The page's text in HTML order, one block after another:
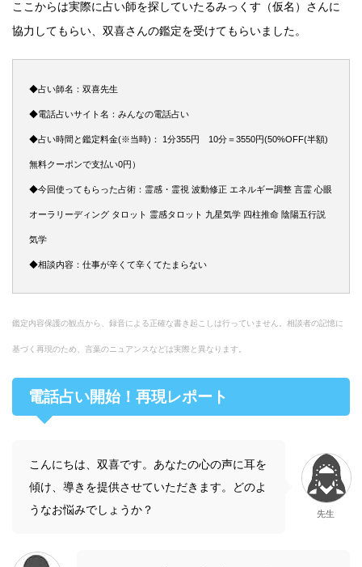
ここからは実際に占い師を探していたるみっくす（仮名）さんに
協力してもらい、双喜さんの鑑定を受けてもらいました。
◆占い師名：双喜先生
◆電話占いサイト名：みんなの電話占い
◆占い時間と鑑定料金(※当時)： 1分355円 10分＝3550円(50%OFF(半額)
無料クーポンで支払い0円）
◆今回使ってもらった占術：霊感・霊視 波動修正 エネルギー調整 言霊 心眼
オーラリーディング タロット 霊感タロット 九星気学 四柱推命 陰陽五行説
気学
◆相談内容：仕事が辛くて辛くてたまらない
鑑定内容保護の観点から、録音による正確な書き起こしは行っていません。相談者の記憶に
基づく再現のため、言葉のニュアンスなどは実際と異なります。
電話占い開始！再現レポート
こんにちは、双喜です。あなたの心の声に耳を
傾け、導きを提供させていただきます。どのよ
うなお悩みでしょうか？
先生